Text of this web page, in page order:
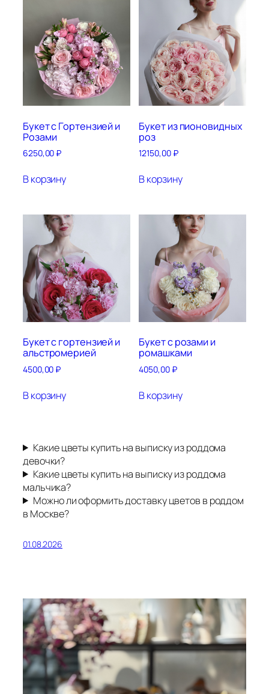
Букет с Гортензией и
Розами
6250,00 ₽
В корзину
Букет из пионовидных
роз
12150,00 ₽
В корзину
Букет с гортензией и
альстромерией
4500,00 ₽
В корзину
Букет с розами и
ромашками
4050,00 ₽
В корзину
Какие цветы купить на выписку из роддома
девочки?
Какие цветы купить на выписку из роддома
мальчика?
Можно ли оформить доставку цветов в роддом
в Москве?
01.08.2026